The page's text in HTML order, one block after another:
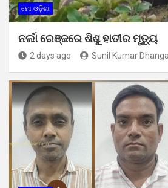
ମୋ ଓଡ଼ିଶା
ନର୍ଲା ରେଞ୍ଜରେ ଶିଶୁ ହାତୀର ମୃତ୍ୟୁ
2 days ago Sunil Kumar